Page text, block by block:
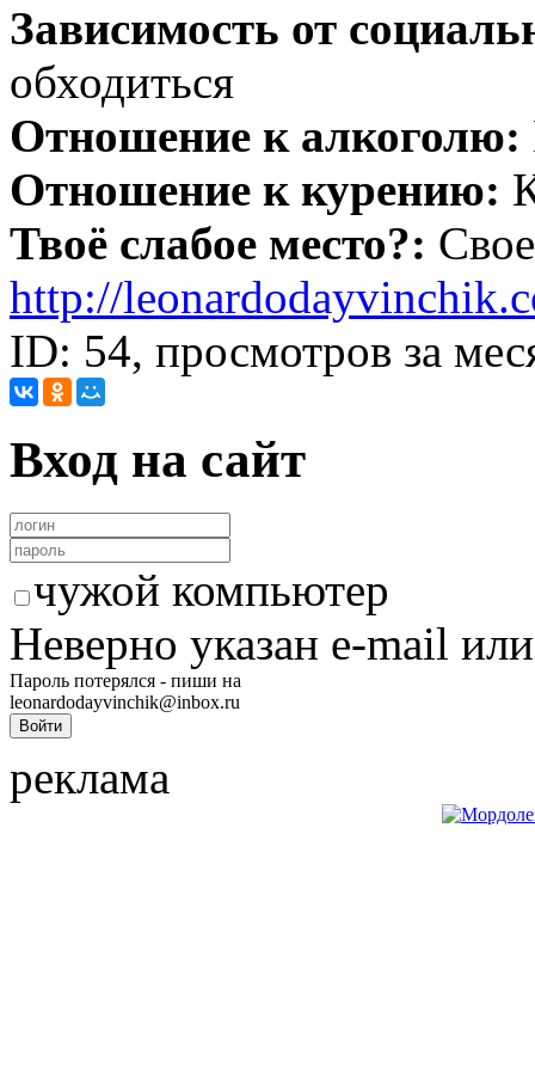
Зависимость от
обходиться
Отношение к алкоголю:
Отношение к курению:
Твоё слабое место?:
http://
ID: 54, просмотров за
Вход на сайт
чужой компьютер
Неверно указан e-mail
Пароль потерялся - пиши на
leonardodayvinchik@inbox.ru
реклама